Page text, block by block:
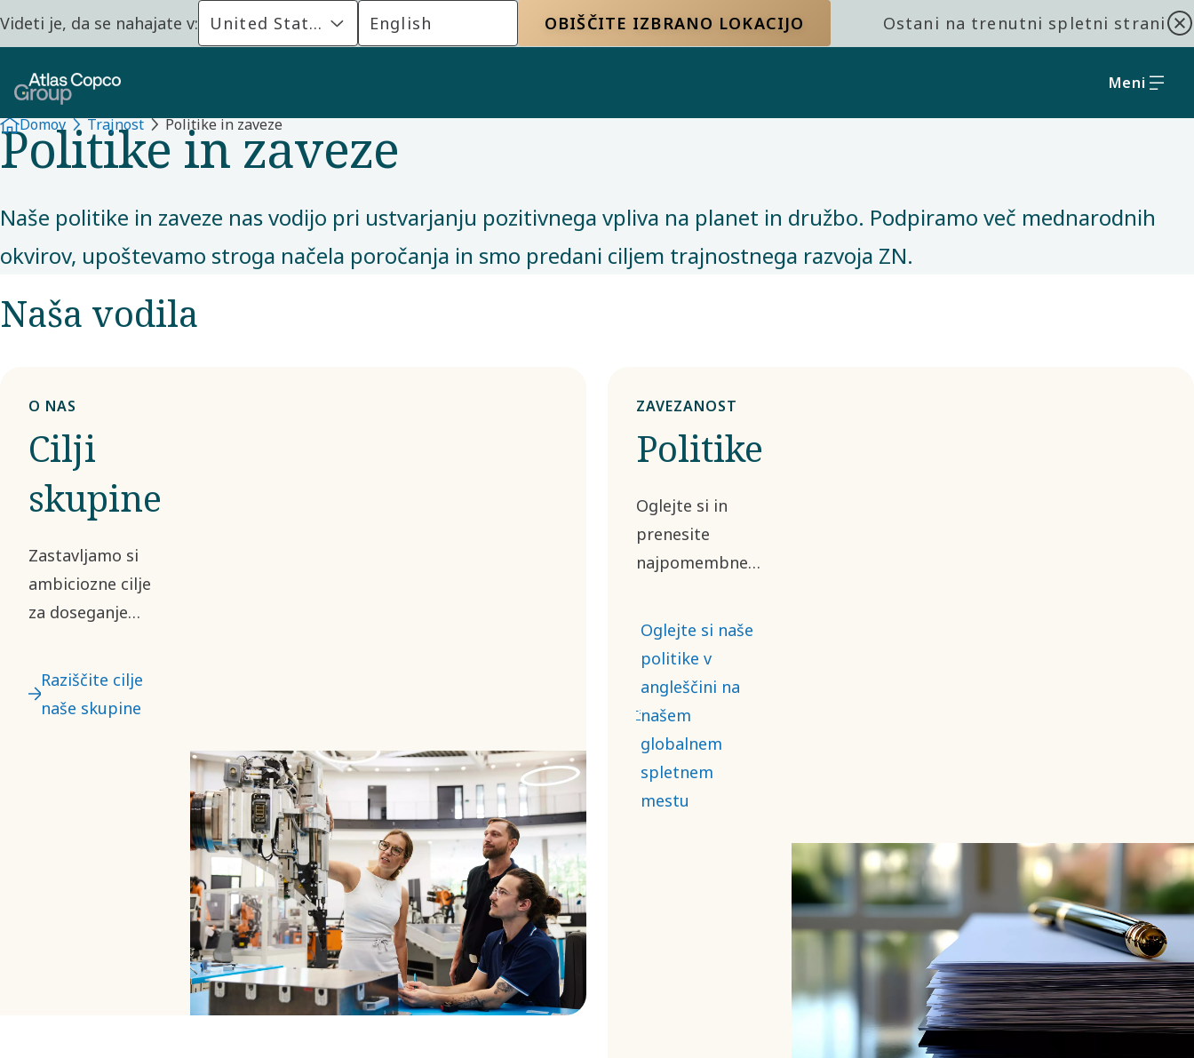
Videti je, da se nahajate v: United States English OBIŠČITE IZBRANO LOKACIJO Ostani na trenutni spletni strani
Meni
Domov Trajnost Politike in zaveze
TRAJNOST
Politike in zaveze
Naše politike in zaveze nas vodijo pri ustvarjanju pozitivnega vpliva na planet in družbo. Podpiramo več mednarodnih
okvirov, upoštevamo stroga načela poročanja in smo predani ciljem trajnostnega razvoja ZN.
Naša vodila
O NAS
Cilji
skupine
Zastavljamo si
ambiciozne cilje
za doseganje
dobičkonosne
rasti. Trajnost je
Raziščite cilje
naše skupine
ZAVEZANOST
Politike
Oglejte si in
prenesite
najpomembnejše
politike, ki
urejajo naše
poslovanje in
vrednostno
verigo, kot so
naša Merila za
poslovne
Oglejte si naše
politike v
angleščini na
našem
globalnem
spletnem
mestu